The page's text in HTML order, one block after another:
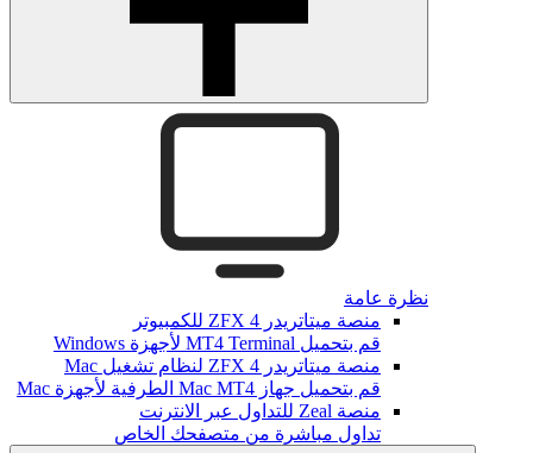
نظرة عامة
منصة ميتاتريدر ZFX 4 للكمبيوتر
قم بتحميل MT4 Terminal لأجهزة Windows
منصة ميتاتريدر ZFX 4 لنظام تشغيل Mac
قم بتحميل جهاز Mac MT4 الطرفية لأجهزة Mac
منصة Zeal للتداول عبر الانترنت
تداول مباشرة من متصفحك الخاص